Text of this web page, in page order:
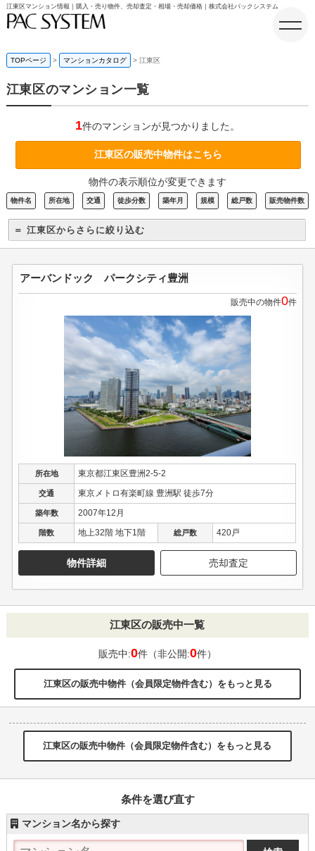
江東区マンション情報｜購入・売り物件、売却査定・相場・売却価格｜株式会社パックシステム
TOPページ マンションカタログ 江東区
江東区のマンション一覧
1件のマンションが見つかりました。
江東区の販売中物件はこちら
物件の表示順位が変更できます
物件名 所在地 交通 徒歩分数 築年月 規模 総戸数 販売物件数
＝ 江東区からさらに絞り込む
アーバンドック パークシティ豊洲
販売中の物件0件
所在地 東京都江東区豊洲2-5-2
交通 東京メトロ有楽町線 豊洲駅 徒歩7分
築年数 2007年12月
階数 地上32階 地下1階 総戸数 420戸
物件詳細 売却査定
江東区の販売中一覧
販売中:0件（非公開:0件）
江東区の販売中物件（会員限定物件含む）をもっと見る
江東区の販売中物件（会員限定物件含む）をもっと見る
条件を選び直す
マンション名から探す